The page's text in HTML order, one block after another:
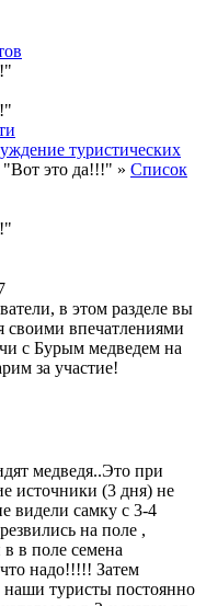
туристических
это да!!!" » Список
в этом разделе вы
своими впечатлениями
с Бурым медведем на
за участие!
медведя..Это при
источники (3 дня) не
видели самку с 3-4
на поле ,
в поле семена
надо!!!!! Затем
наши туристы постоянно